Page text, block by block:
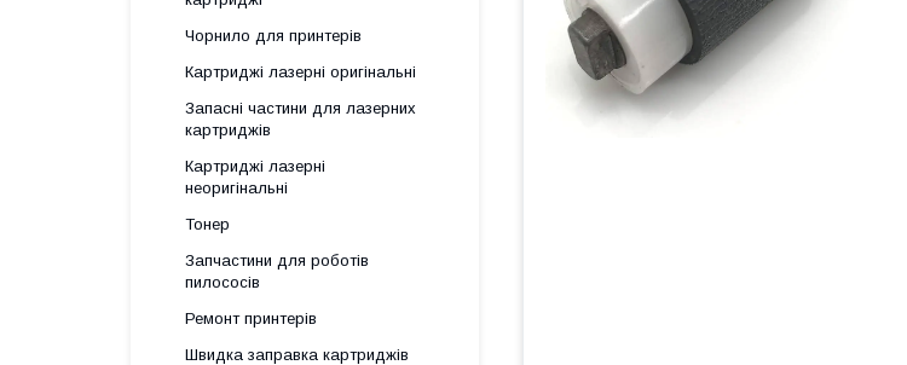
Чорнило для принтерів
Картриджі лазерні оригінальні
Запасні частини для лазерних
картриджів
Картриджі лазерні
неоригінальні
Тонер
Запчастини для роботів
пилососів
Ремонт принтерів
Швидка заправка картриджів